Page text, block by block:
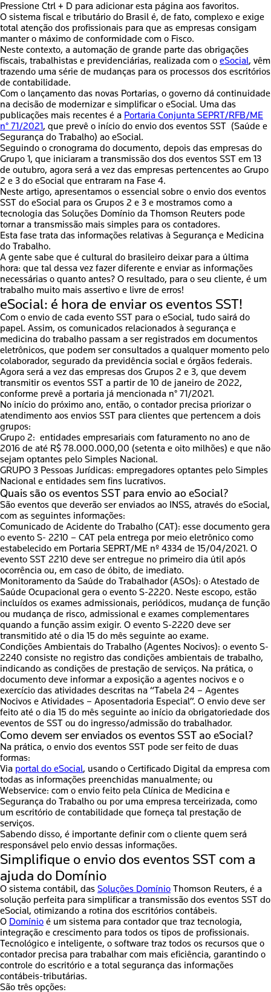
Pressione Ctrl + D para adicionar esta página aos favoritos.
O sistema fiscal e tributário do Brasil é, de fato, complexo e exige
total atenção dos profissionais para que as empresas consigam
manter o máximo de conformidade com o Fisco.
Neste contexto, a automação de grande parte das obrigações
fiscais, trabalhistas e previdenciárias, realizada com o eSocial, vêm
trazendo uma série de mudanças para os processos dos escritórios
de contabilidade.
Com o lançamento das novas Portarias, o governo dá continuidade
na decisão de modernizar e simplificar o eSocial. Uma das
publicações mais recentes é a Portaria Conjunta SEPRT/RFB/ME
n° 71/2021, que prevê o início do envio dos eventos SST (Saúde e
Segurança do Trabalho) ao eSocial.
Seguindo o cronograma do documento, depois das empresas do
Grupo 1, que iniciaram a transmissão dos dos eventos SST em 13
de outubro, agora será a vez das empresas pertencentes ao Grupo
2 e 3 do eSocial que entraram na Fase 4.
Neste artigo, apresentamos o essencial sobre o envio dos eventos
SST do eSocial para os Grupos 2 e 3 e mostramos como a
tecnologia das Soluções Domínio da Thomson Reuters pode
tornar a transmissão mais simples para os contadores.
Esta fase trata das informações relativas à Segurança e Medicina
do Trabalho.
A gente sabe que é cultural do brasileiro deixar para a última
hora: que tal dessa vez fazer diferente e enviar as informações
necessárias o quanto antes? O resultado, para o seu cliente, é um
trabalho muito mais assertivo e livre de erros!
eSocial: é hora de enviar os eventos SST!
Com o envio de cada evento SST para o eSocial, tudo sairá do
papel. Assim, os comunicados relacionados à segurança e
medicina do trabalho passam a ser registrados em documentos
eletrônicos, que podem ser consultados a qualquer momento pelo
colaborador, segurado da previdência social e órgãos federais.
Agora será a vez das empresas dos Grupos 2 e 3, que devem
transmitir os eventos SST a partir de 10 de janeiro de 2022,
conforme prevê a portaria já mencionada n° 71/2021.
No início do próximo ano, então, o contador precisa priorizar o
atendimento aos envios SST para clientes que pertencem a dois
grupos:
Grupo 2: entidades empresariais com faturamento no ano de
2016 de até R$ 78.000.000,00 (setenta e oito milhões) e que não
sejam optantes pelo Simples Nacional.
GRUPO 3 Pessoas Jurídicas: empregadores optantes pelo Simples
Nacional e entidades sem fins lucrativos.
Quais são os eventos SST para envio ao eSocial?
São eventos que deverão ser enviados ao INSS, através do eSocial,
com as seguintes informações:
Comunicado de Acidente do Trabalho (CAT): esse documento gera
o evento S- 2210 – CAT pela entrega por meio eletrônico como
estabelecido em Portaria SEPRT/ME nº 4334 de 15/04/2021. O
evento SST 2210 deve ser entregue no primeiro dia útil após
ocorrência ou, em caso de óbito, de imediato.
Monitoramento da Saúde do Trabalhador (ASOs): o Atestado de
Saúde Ocupacional gera o evento S-2220. Neste escopo, estão
incluídos os exames admissionais, periódicos, mudança de função
ou mudança de risco, admissional e exames complementares
quando a função assim exigir. O evento S-2220 deve ser
transmitido até o dia 15 do mês seguinte ao exame.
Condições Ambientais do Trabalho (Agentes Nocivos): o evento S-
2240 consiste no registro das condições ambientais de trabalho,
indicando as condições de prestação de serviços. Na prática, o
documento deve informar a exposição a agentes nocivos e o
exercício das atividades descritas na “Tabela 24 – Agentes
Nocivos e Atividades – Aposentadoria Especial”. O envio deve ser
feito até o dia 15 do mês seguinte ao início da obrigatoriedade dos
eventos de SST ou do ingresso/admissão do trabalhador.
Como devem ser enviados os eventos SST ao eSocial?
Na prática, o envio dos eventos SST pode ser feito de duas
formas:
Via portal do eSocial, usando o Certificado Digital da empresa com
todas as informações preenchidas manualmente; ou
Webservice: com o envio feito pela Clínica de Medicina e
Segurança do Trabalho ou por uma empresa terceirizada, como
um escritório de contabilidade que forneça tal prestação de
serviços.
Sabendo disso, é importante definir com o cliente quem será
responsável pelo envio dessas informações.
Simplifique o envio dos eventos SST com a
ajuda do Domínio
O sistema contábil, das Soluções Domínio Thomson Reuters, é a
solução perfeita para simplificar a transmissão dos eventos SST do
eSocial, otimizando a rotina dos escritórios contábeis.
O Domínio é um sistema para contador que traz tecnologia,
integração e crescimento para todos os tipos de profissionais.
Tecnológico e inteligente, o software traz todos os recursos que o
contador precisa para trabalhar com mais eficiência, garantindo o
controle do escritório e a total segurança das informações
contábeis-tributárias.
São três opções: